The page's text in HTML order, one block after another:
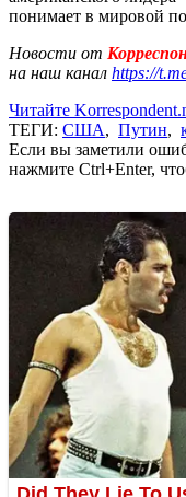
понимает в мировой
Новости от
на наш канал https://
Читайте
ТЕГИ: США, Путин,
Если вы заметили
нажмите Ctrl+Enter,